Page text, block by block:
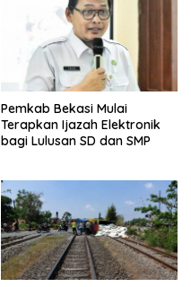
Pemkab Bekasi Mulai
Terapkan Ijazah Elektronik
bagi Lulusan SD dan SMP